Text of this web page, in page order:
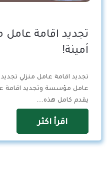
تجديد اقامة عامل
أمينة!
تجديد اقامة عامل منزلي
عامل مؤسسة وتجديد اقامة
يقدم كامل هذه…
اقرأ اكثر